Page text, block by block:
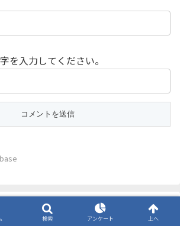
を入力してください。
検索 アンケート 上へ